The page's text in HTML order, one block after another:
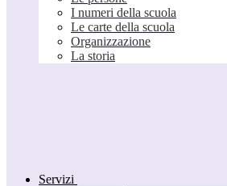
I numeri della scuola
Le carte della scuola
Organizzazione
La storia
Servizi